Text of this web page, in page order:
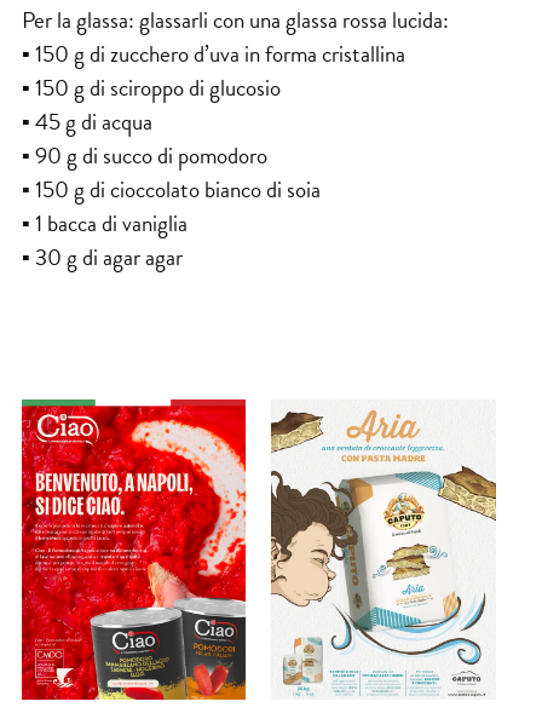
Per la glassa: glassarli con una glassa rossa lucida:
▪ 150 g di zucchero d’uva in forma cristallina
▪ 150 g di sciroppo di glucosio
▪ 45 g di acqua
▪ 90 g di succo di pomodoro
▪ 150 g di cioccolato bianco di soia
▪ 1 bacca di vaniglia
▪ 30 g di agar agar